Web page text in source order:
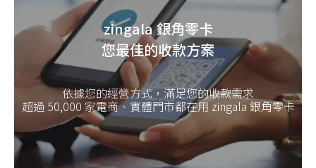
zingala 銀角零卡
您最佳的收款方案
依據您的經營方式，滿足您的收款需求
超過 50,000 家電商、實體門市都在用 zingala 銀角零卡